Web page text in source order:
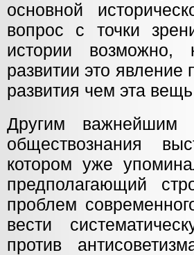
основной
вопрос с точки
истории
развитии это явление
развития чем эта
Другим важнейшим
обществознания
котором уже
предполагающий
проблем
вести
против